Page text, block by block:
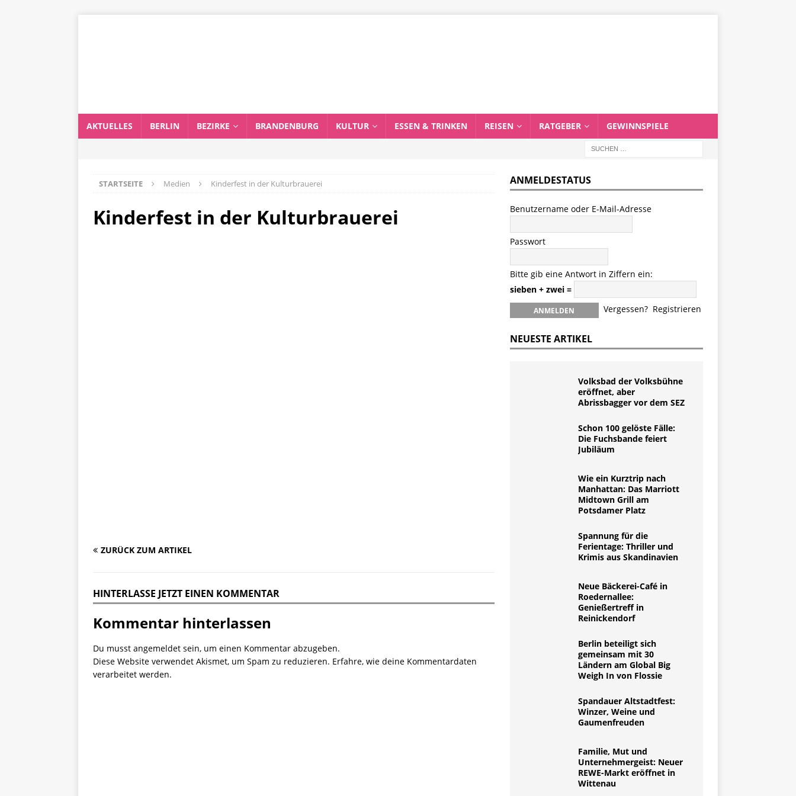
AKTUELLES BERLIN BEZIRKE BRANDENBURG KULTUR ESSEN & TRINKEN REISEN RATGEBER GEWINNSPIELE
STARTSEITE Medien Kinderfest in der Kulturbrauerei
Kinderfest in der Kulturbrauerei
ZURÜCK ZUM ARTIKEL
HINTERLASSE JETZT EINEN KOMMENTAR
Kommentar hinterlassen
Du musst angemeldet sein, um einen Kommentar abzugeben.
Diese Website verwendet Akismet, um Spam zu reduzieren. Erfahre, wie deine Kommentardaten
verarbeitet werden.
ANMELDESTATUS
Benutzername oder E-Mail-Adresse
Passwort
Bitte gib eine Antwort in Ziffern ein:
sieben + zwei =
Vergessen? Registrieren
NEUESTE ARTIKEL
Volksbad der Volksbühne
eröffnet, aber
Abrissbagger vor dem SEZ
Schon 100 gelöste Fälle:
Die Fuchsbande feiert
Jubiläum
Wie ein Kurztrip nach
Manhattan: Das Marriott
Midtown Grill am
Potsdamer Platz
Spannung für die
Ferientage: Thriller und
Krimis aus Skandinavien
Neue Bäckerei-Café in
Roedernallee:
Genießertreff in
Reinickendorf
Berlin beteiligt sich
gemeinsam mit 30
Ländern am Global Big
Weigh In von Flossie
Spandauer Altstadtfest:
Winzer, Weine und
Gaumenfreuden
Familie, Mut und
Unternehmergeist: Neuer
REWE-Markt eröffnet in
Wittenau